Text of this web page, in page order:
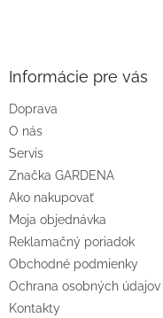
e
Informácie pre vás
Doprava
O nás
Servis
Značka GARDENA
Ako nakupovať
Moja objednávka
Reklamačný poriadok
Obchodné podmienky
Ochrana osobných údajov
Kontakty